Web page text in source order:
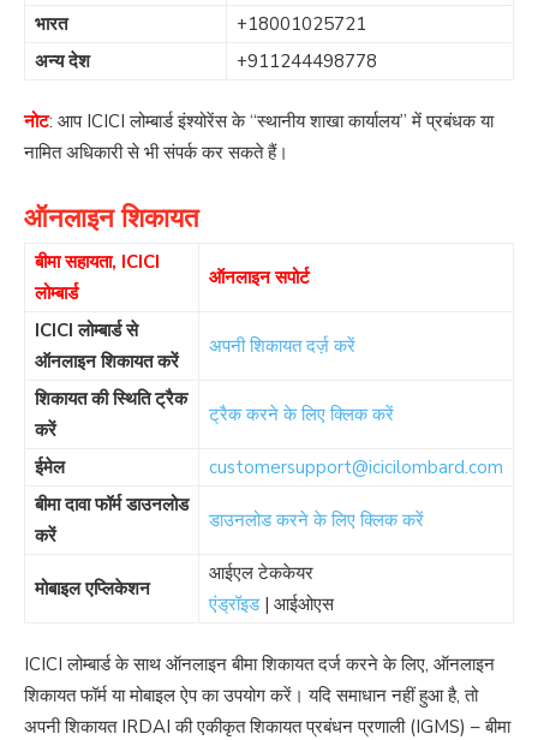
भारत
+18001025721
अन्य देश
+911244498778
नोट: आप ICICI लोम्बार्ड इंश्योरेंस के “स्थानीय शाखा कार्यालय” में प्रबंधक या
नामित अधिकारी से भी संपर्क कर सकते हैं।
ऑनलाइन शिकायत
बीमा सहायता, ICICI
लोम्बार्ड
ऑनलाइन सपोर्ट
ICICI लोम्बार्ड से
ऑनलाइन शिकायत करें
अपनी शिकायत दर्ज़ करें
शिकायत की स्थिति ट्रैक
करें
ट्रैक करने के लिए क्लिक करें
ईमेल
customersupport@icicilombard.com
बीमा दावा फॉर्म डाउनलोड
करें
डाउनलोड करने के लिए क्लिक करें
मोबाइल एप्लिकेशन
आईएल टेककेयर
एंड्रॉइड| आईओएस
ICICI लोम्बार्ड के साथ ऑनलाइन बीमा शिकायत दर्ज करने के लिए, ऑनलाइन
शिकायत फॉर्म या मोबाइल ऐप का उपयोग करें। यदि समाधान नहीं हुआ है, तो
अपनी शिकायत IRDAI की एकीकृत शिकायत प्रबंधन प्रणाली (IGMS) – बीमा